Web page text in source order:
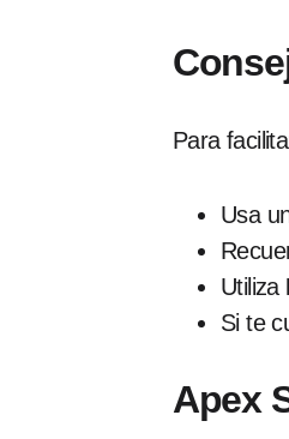
Para
Usa
Utiliza
Si te
Apex